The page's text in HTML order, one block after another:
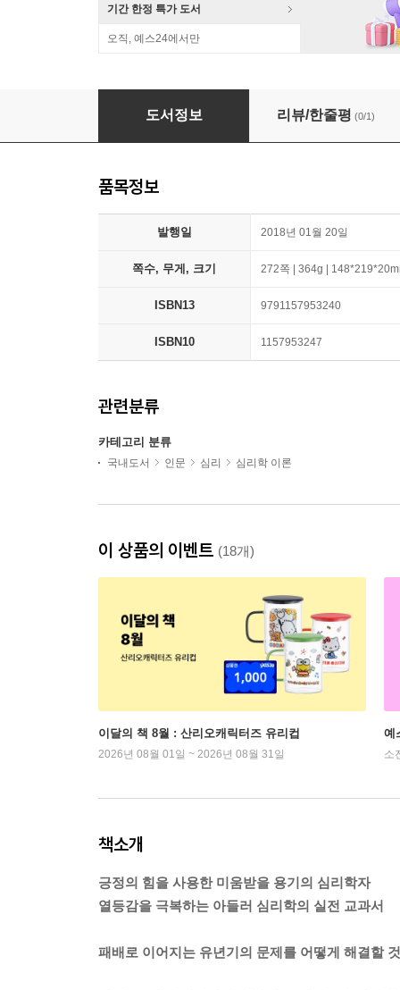
기간 한정 특가 도서
오직, 예스24에서만
아들러 심리학 입문 플러스
도서정보 리뷰/한줄평 (0/1)
품목정보
발행일 2018년 01월 20일
쪽수, 무게, 크기 272쪽 | 364g |
ISBN13 9791157953240
ISBN10 1157953247
관련분류
카테고리 분류
국내도서 인문 심리 심리학 이론
이 상품의 이벤트 (18개)
이달의 책 8월 : 산리오캐릭터즈 유리컵
2026년 08월 01일 ~ 2026년 08월 31일
예
소
책소개
긍정의 힘을 사용한 미움받을 용기의 심리학자
열등감을 극복하는 아들러 심리학의 실전 교과서
패배로 이어지는 유년기의 문제를 어떻게 해결할